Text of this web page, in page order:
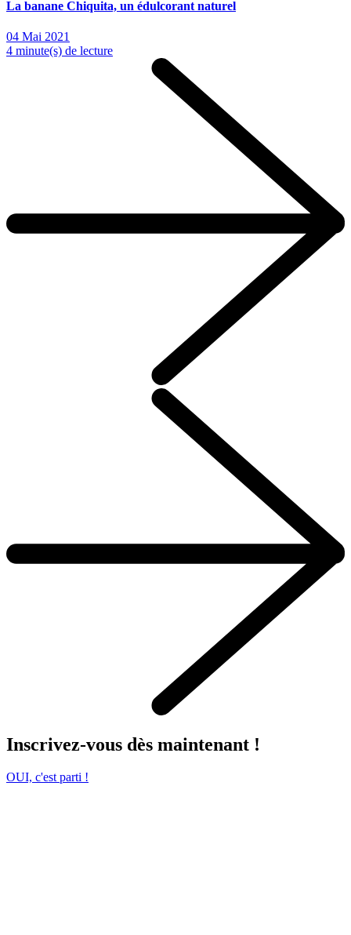
La banane Chiquita, un édulcorant naturel
04 Mai 2021
4 minute(s) de lecture
Inscrivez-vous dès maintenant !
OUI, c'est parti !